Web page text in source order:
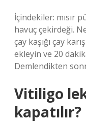
İçindekiler: mısır
havuç çekirdeği.
çay kaşığı çay
ekleyin ve 20
Demlendikten
Vitiligo
kapatılır?